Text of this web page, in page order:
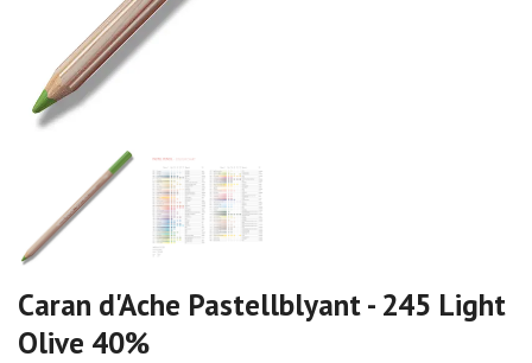
Caran d'Ache Pastellblyant - 245 Light
Olive 40%